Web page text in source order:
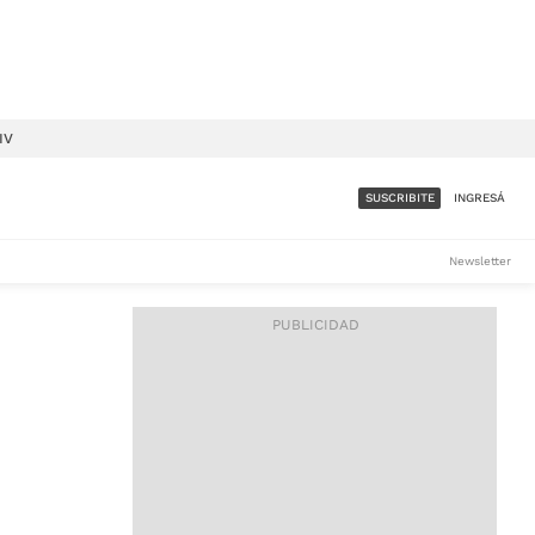
ACCESO FULL - $1.800/MES
SUSCRIBITE INGRESÁ
Newsletter